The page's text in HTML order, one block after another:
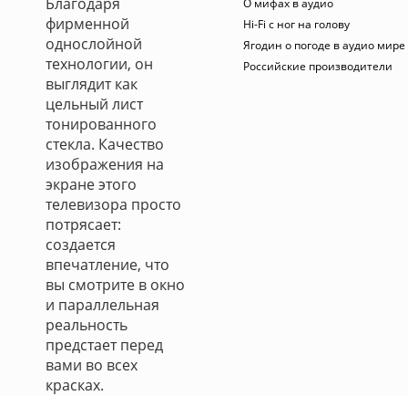
фирменной
однослойной
технологии, он
выглядит как
цельный лист
тонированного
стекла. Качество
изображения на
экране этого
телевизора просто
потрясает:
создается
впечатление, что
вы смотрите в окно
и параллельная
реальность
предстает перед
вами во всех
красках.
О мифах в аудио
Hi-Fi с ног на голову
Ягодин о погоде в аудио мире
Российские производители